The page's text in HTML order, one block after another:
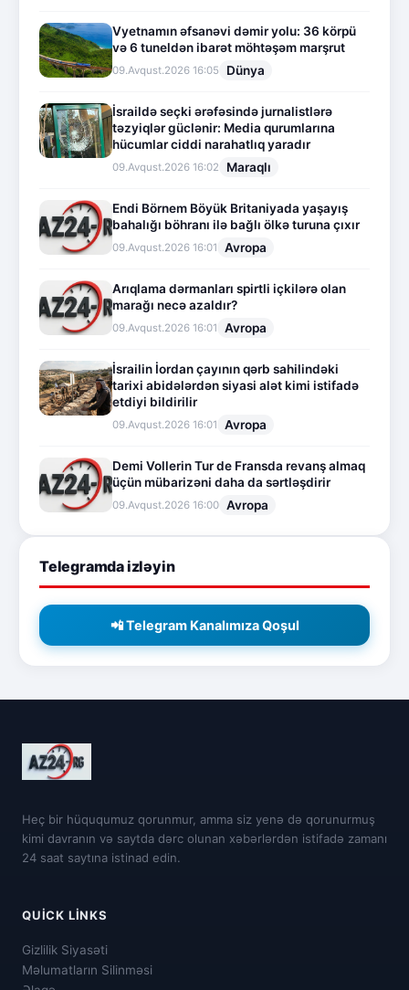
Vyetnamın əfsanəvi dəmir yolu: 36 körpü
və 6 tuneldən ibarət möhtəşəm marşrut
09.Avqust.2026 16:05 Dünya
İsraildə seçki ərəfəsində jurnalistlərə
təzyiqlər güclənir: Media qurumlarına
hücumlar ciddi narahatlıq yaradır
09.Avqust.2026 16:02 Maraqlı
Endi Börnem Böyük Britaniyada yaşayış
bahalığı böhranı ilə bağlı ölkə turuna çıxır
09.Avqust.2026 16:01 Avropa
Arıqlama dərmanları spirtli içkilərə olan
marağı necə azaldır?
09.Avqust.2026 16:01 Avropa
İsrailin İordan çayının qərb sahilindəki
tarixi abidələrdən siyasi alət kimi istifadə
etdiyi bildirilir
09.Avqust.2026 16:01 Avropa
Demi Vollerin Tur de Fransda revanş almaq
üçün mübarizəni daha da sərtləşdirir
09.Avqust.2026 16:00 Avropa
Telegramda izləyin
📲 Telegram Kanalımıza Qoşul
Heç bir hüququmuz qorunmur, amma siz yenə də qorunurmuş
kimi davranın və saytda dərc olunan xəbərlərdən istifadə zamanı
24 saat saytına istinad edin.
QUICK LINKS
Gizlilik Siyasəti
Məlumatların Silinməsi